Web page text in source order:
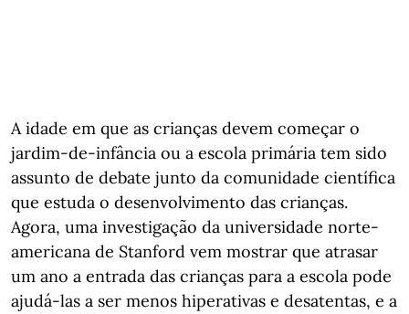
A idade em que as crianças devem começar o
jardim-de-infância ou a escola primária tem sido
assunto de debate junto da comunidade científica
que estuda o desenvolvimento das crianças.
Agora, uma investigação da universidade norte-
americana de Stanford vem mostrar que atrasar
um ano a entrada das crianças para a escola pode
ajudá-las a ser menos hiperativas e desatentas, e a